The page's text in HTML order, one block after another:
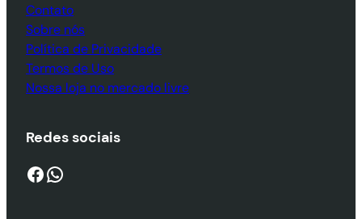
Contato
Sobre nós
Política de Privacidade
Termos de Uso
Nossa loja no mercado livre
Redes sociais
Facebook WhatsApp